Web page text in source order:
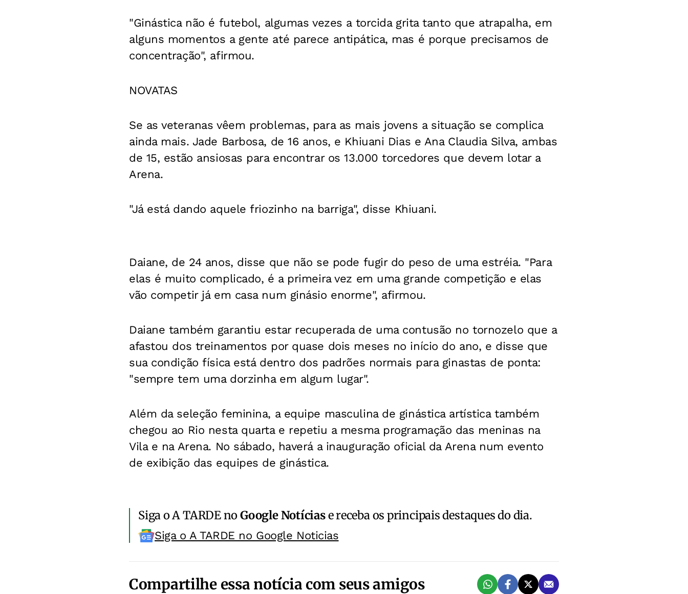
"Ginástica não é futebol, algumas vezes a torcida grita tanto que atrapalha, em
alguns momentos a gente até parece antipática, mas é porque precisamos de
concentração", afirmou.
NOVATAS
Se as veteranas vêem problemas, para as mais jovens a situação se complica
ainda mais. Jade Barbosa, de 16 anos, e Khiuani Dias e Ana Claudia Silva, ambas
de 15, estão ansiosas para encontrar os 13.000 torcedores que devem lotar a
Arena.
"Já está dando aquele friozinho na barriga", disse Khiuani.
Daiane, de 24 anos, disse que não se pode fugir do peso de uma estréia. "Para
elas é muito complicado, é a primeira vez em uma grande competição e elas
vão competir já em casa num ginásio enorme", afirmou.
Daiane também garantiu estar recuperada de uma contusão no tornozelo que a
afastou dos treinamentos por quase dois meses no início do ano, e disse que
sua condição física está dentro dos padrões normais para ginastas de ponta:
"sempre tem uma dorzinha em algum lugar".
Além da seleção feminina, a equipe masculina de ginástica artística também
chegou ao Rio nesta quarta e repetiu a mesma programação das meninas na
Vila e na Arena. No sábado, haverá a inauguração oficial da Arena num evento
de exibição das equipes de ginástica.
Siga o A TARDE noGoogle Notíciase receba os principais destaques do dia.
Siga o A TARDE no Google Noticias
Compartilhe essa notícia com seus amigos